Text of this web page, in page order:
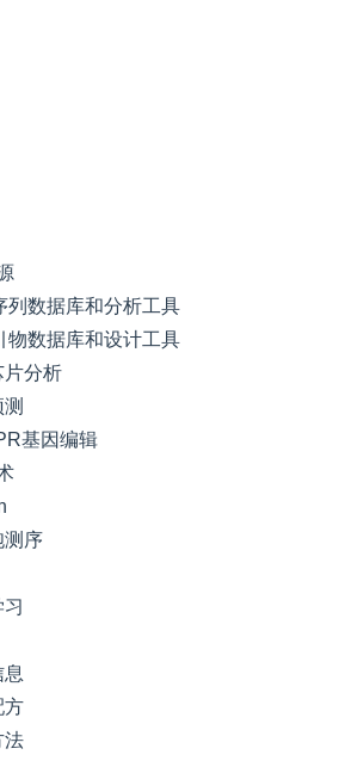
列数据库和分析工具
物数据库和设计工具
片分析
基因编辑
测序
息
方
法